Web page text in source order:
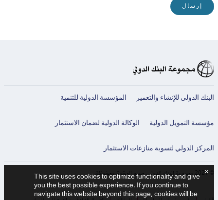
إرسال
البنك الدولي للإنشاء والتعمير المؤسسة الدولية للتنمية
مؤسسة التمويل الدولية الوكالة الدولية لضمان الاستثمار
المركز الدولي لتسوية منازعات الاستثمار
This site uses cookies to optimize functionality and give
you the best possible experience. If you continue to
navigate this website beyond this page, cookies will be
×